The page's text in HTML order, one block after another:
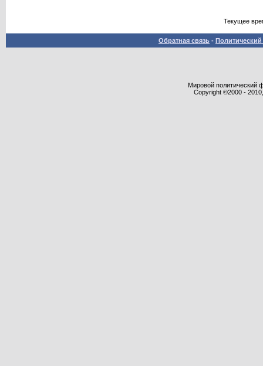
Текущее
Обратная связь -
Мировой политический
Copyright ©2000 -